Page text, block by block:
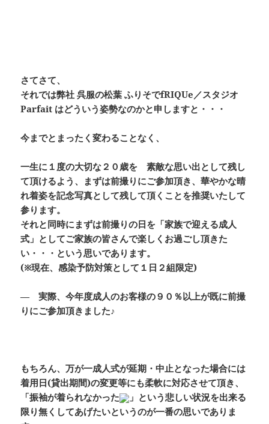
さてさて、
それでは弊社 呉服の松葉 ふりそでfRIQUe／スタジオ
Parfait はどういう姿勢なのかと申しますと・・・
今までとまったく変わることなく、
一生に１度の大切な２０歳を 素敵な思い出として残し
て頂けるよう、まずは前撮り にご参加頂き、華やかな晴
れ着姿を記念写真として残して頂くことを推奨いたして
参ります。
それと同時にまずは前撮りの日を 「家族で迎える成人
式」 としてご家族の皆さんで楽しくお過ごし頂きた
い・・・という思いであります。
(※現在、感染予防対策として１日２組限定)
― 実際、今年度成人のお客様の９０％以上が既に前撮
りにご参加頂きました♪
もちろん、万が一成人式が延期・中止となった場合には
着用日(貸出期間)の変更等にも柔軟に対応させて頂き、
「振袖が着られなかった
」という悲しい状況を出来る
限り無くしてあげたいというのが一番の思いでありま